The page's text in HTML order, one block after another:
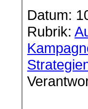
Datum:
Rubrik: